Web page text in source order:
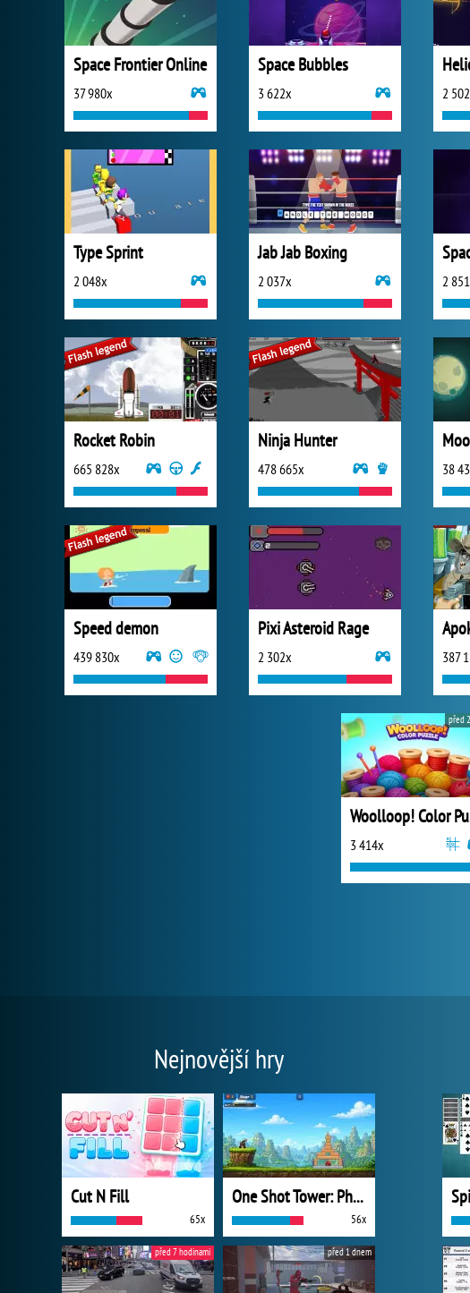
Space Frontier Online
37 980x
Space Bubbles
3 622x 2
Type Sprint
2 048x
Jab Jab Boxing
2 037x 2
Rocket Robin
665 828x
Ninja Hunter
478 665x 38
Speed demon
439 830x
Pixi Asteroid Rage
2 302x 387
3 414x
před
Nejnovější hry
Cut N Fill
65x
One Shot Tower: Physics Destroyer
56x
před 7 hodinami před 1 dnem